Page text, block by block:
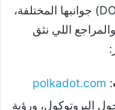
عشان نفهم عملة بولكا دوت (DOT) جوانبها المختلفة،
اللي نثق
:
polkadot.com
البروتوكول، ورؤية